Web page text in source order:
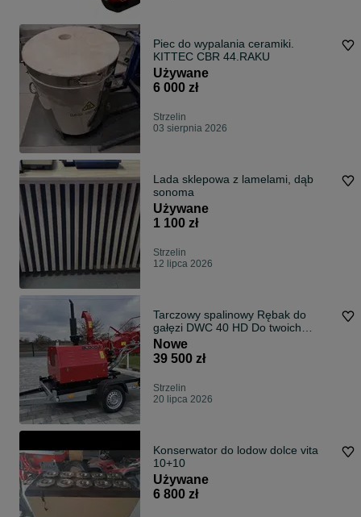
Piec do wypalania ceramiki.
KITTEC CBR 44.RAKU
Używane
6 000 zł
Strzelin
03 sierpnia 2026
Lada sklepowa z lamelami, dąb
sonoma
Używane
1 100 zł
Strzelin
12 lipca 2026
Tarczowy spalinowy Rębak do
gałęzi DWC 40 HD Do twoich
zadań specjalnych
Nowe
39 500 zł
Strzelin
20 lipca 2026
Konserwator do lodow dolce vita
10+10
Używane
6 800 zł